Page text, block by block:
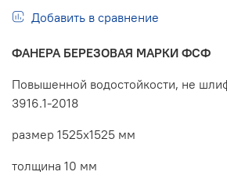
Добавить в сравнение
ФАНЕРА БЕРЕЗОВАЯ МАРКИ ФСФ
Повышенной водостойкости, не
3916.1-2018
размер 1525x1525 мм
толщина 10 мм